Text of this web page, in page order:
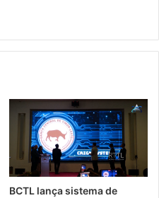
BCTL lança sistema de